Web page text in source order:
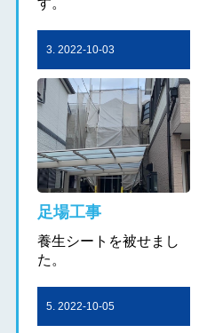
3. 2022-10-03
足場工事
養生シートを被せまし
た。
5. 2022-10-05